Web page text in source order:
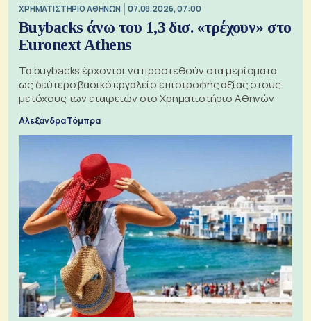
XΡΗΜΑΤΙΣΤΗΡΙΟ ΑΘΗΝΩΝ 07.08.2026, 07:00
Buybacks άνω του 1,3 δισ. «τρέχουν» στο
Euronext Athens
Τα buybacks έρχονται να προστεθούν στα μερίσματα
ως δεύτερο βασικό εργαλείο επιστροφής αξίας στους
μετόχους των εταιρειών στο Χρηματιστήριο Αθηνών
Αλεξάνδρα Τόμπρα